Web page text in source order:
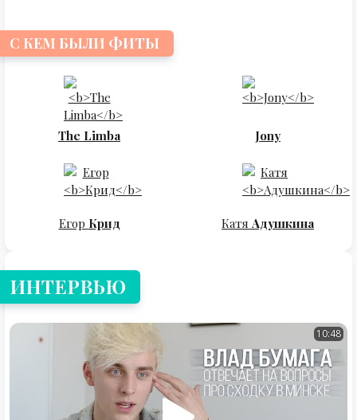
С КЕМ БЫЛИ ФИТЫ
The Limba Jony
Егор Крид Катя Адушкина
ИНТЕРВЬЮ
10:48